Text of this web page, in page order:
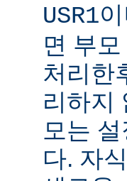
USR1
면 부
처리한
리하지
모는
다. 자